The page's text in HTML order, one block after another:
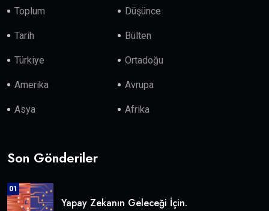
Toplum Düşünce
Tarih Bülten
Türkiye Ortadoğu
Amerika Avrupa
Asya Afrika
Son Gönderiler
01
Yapay Zekanın Geleceği İçin.